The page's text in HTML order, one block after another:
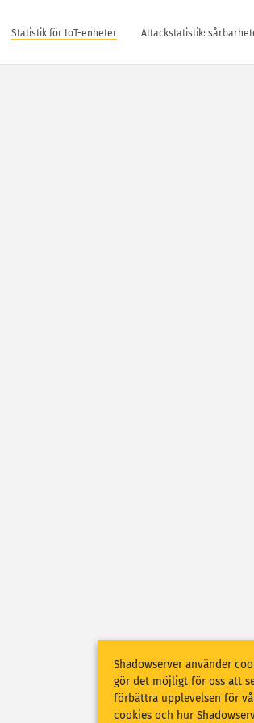
Statistik för IoT-enheter Attackstatistik:
Shadowserver använder
gör det möjligt för oss att
förbättra upplevelsen för
cookies och hur